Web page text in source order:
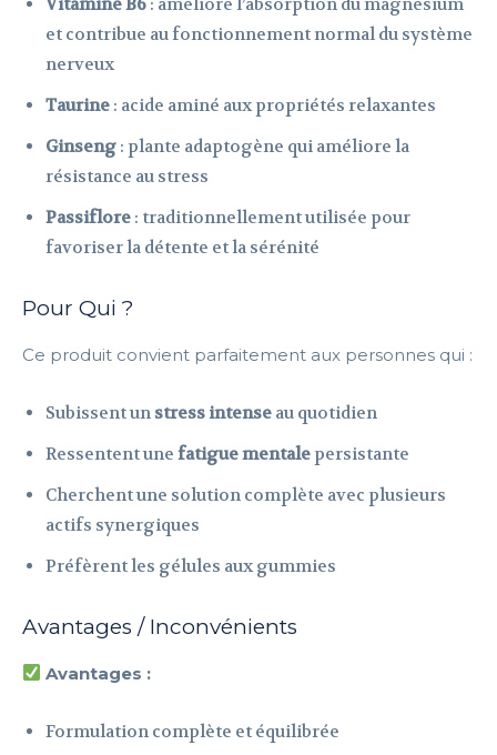
et contribue au fonctionnement normal du système
nerveux
Taurine : acide aminé aux propriétés relaxantes
Ginseng : plante adaptogène qui améliore la
résistance au stress
Passiflore : traditionnellement utilisée pour
favoriser la détente et la sérénité
Pour Qui ?
Ce produit convient parfaitement aux personnes qui :
Subissent un stress intense au quotidien
Ressentent une fatigue mentale persistante
Cherchent une solution complète avec plusieurs
actifs synergiques
Préfèrent les gélules aux gummies
Avantages / Inconvénients
Avantages :
Formulation complète et équilibrée